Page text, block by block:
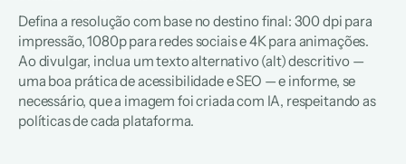
Defina a resolução com base no destino final: 300 dpi para
impressão, 1080p para redes sociais e 4K para animações.
Ao divulgar, inclua um texto alternativo (alt) descritivo —
uma boa prática de acessibilidade e SEO — e informe, se
necessário, que a imagem foi criada com IA, respeitando as
políticas de cada plataforma.